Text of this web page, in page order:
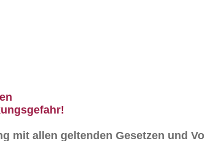
mit allen geltenden Gesetzen und